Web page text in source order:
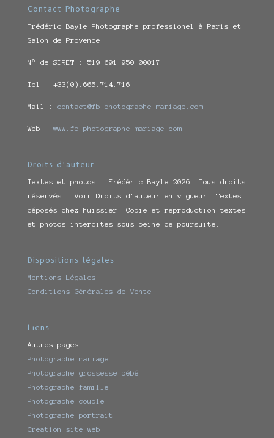
Contact Photographe
Frédéric Bayle Photographe professionel à Paris et
Salon de Provence.
N° de SIRET : 519 691 950 00017
Tel : +33(0).665.714.716
Mail : contact@fb-photographe-mariage.com
Web : www.fb-photographe-mariage.com
Droits d’auteur
Textes et photos : Frédéric Bayle 2026. Tous droits
réservés. Voir Droits d’auteur en vigueur. Textes
déposés chez huissier. Copie et reproduction textes
et photos interdites sous peine de poursuite.
Dispositions légales
Mentions Légales
Conditions Générales de Vente
Liens
Autres pages :
Photographe mariage
Photographe grossesse bébé
Photographe famille
Photographe couple
Photographe portrait
Creation site web